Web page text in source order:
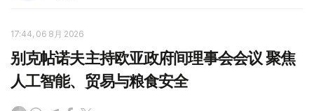
17:44, 06 8月 2026
别克帖诺夫主持欧亚政府间理事会会议 聚焦
人工智能、贸易与粮食安全